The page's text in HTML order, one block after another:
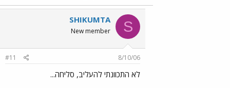
S
SHIKUMTA
New member
8/10/06
#11
לא התכוונתי להעליב, סליחה...